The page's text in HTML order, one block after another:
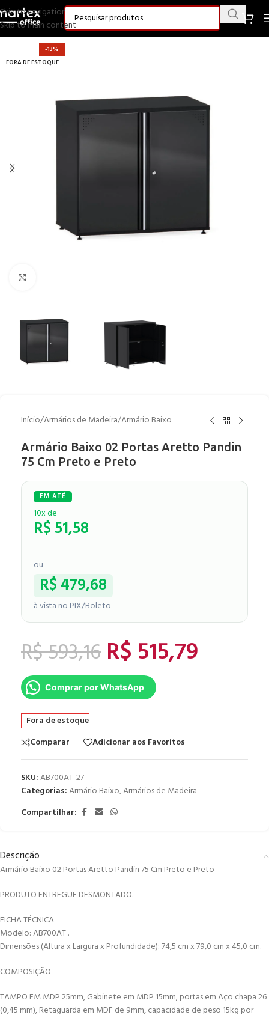
Skip to navigation
Skip to main content
-13%
FORA DE ESTOQUE
Início/Armários de Madeira/Armário Baixo
Armário Baixo 02 Portas Aretto Pandin
75 Cm Preto e Preto
10x de
R$51,58
ou
R$479,68
à vista no PIX/Boleto
R$593,16 R$ 515,79
Comprar por WhatsApp
Fora de estoque
Comparar
Adicionar aos Favoritos
SKU:AB700AT-27
Categorias:Armário Baixo,Armários de Madeira
Compartilhar:
Descrição
Armário Baixo 02 Portas Aretto Pandin 75 Cm Preto e Preto
PRODUTO ENTREGUE DESMONTADO.
FICHA TÉCNICA
Modelo: AB700AT .
Dimensões (Altura x Largura x Profundidade): 74,5 cm x 79,0 cm x 45,0 cm.
COMPOSIÇÃO
TAMPO EM MDP 25mm, Gabinete em MDP 15mm, portas em Aço chapa 26
(0,45 mm), Retaguarda em MDF de 9mm, capacidade de peso 15kg por